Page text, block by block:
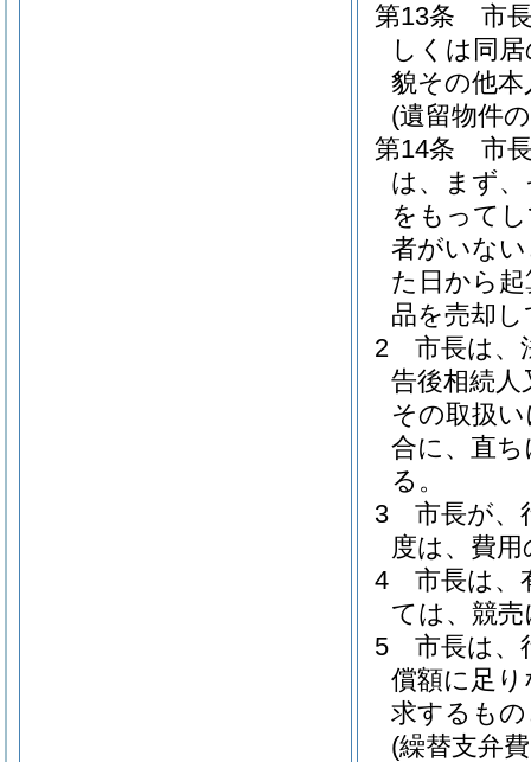
第13条
市
しくは同
貌その他
(遺留物件
第14条
市
は、まず
をもって
者がいな
た日から
品を売却
2
市長は、
告後相続
その取扱
合に、直
る。
3
市長が、
度は、費
4
市長は、
ては、競
5
市長は、
償額に足
求するも
(繰替支弁